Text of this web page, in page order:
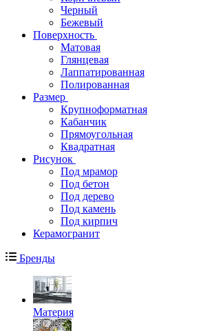
Черный
Бежевый
Поверхность
Матовая
Глянцевая
Лаппатированная
Полированная
Размер
Крупноформатная
Кабанчик
Прямоугольная
Квадратная
Рисунок
Под мрамор
Под бетон
Под дерево
Под камень
Под кирпич
Керамогранит
Бренды
Материя